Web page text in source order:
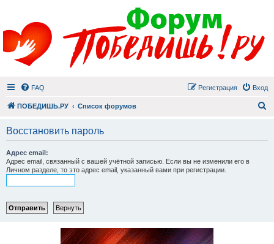
FAQ Вход
Регистрация
ПОБЕДИШЬ.РУ Список форумов
Восстановить пароль
Адрес email:
Адрес email, связанный с вашей учётной записью. Если вы не изменили его в
Личном разделе, то это адрес email, указанный вами при регистрации.